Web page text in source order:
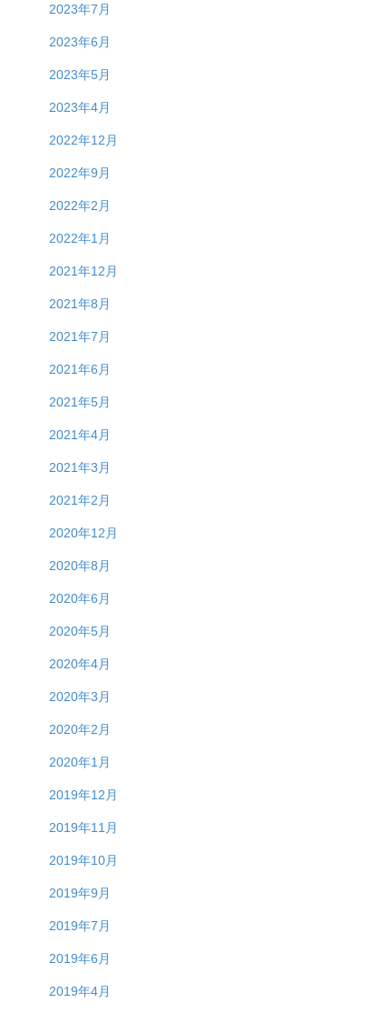
2023年7月
2023年6月
2023年5月
2023年4月
2022年12月
2022年9月
2022年2月
2022年1月
2021年12月
2021年8月
2021年7月
2021年6月
2021年5月
2021年4月
2021年3月
2021年2月
2020年12月
2020年8月
2020年6月
2020年5月
2020年4月
2020年3月
2020年2月
2020年1月
2019年12月
2019年11月
2019年10月
2019年9月
2019年7月
2019年6月
2019年4月